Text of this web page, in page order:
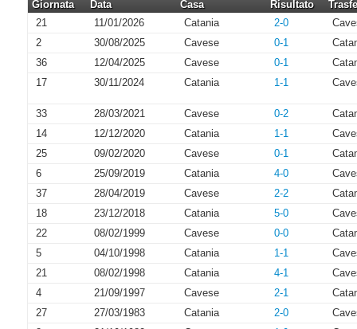
Giornata Data Casa Risultato
21
11/01/2026 Catania 2-0
2
30/08/2025 Cavese 0-1
36
12/04/2025 Cavese 0-1
17
30/11/2024 Catania 1-1
33 28/03/2021 Cavese 0-2
14
12/12/2020 Catania 1-1
25
09/02/2020 Cavese 0-1
6
25/09/2019 Catania 4-0
37
28/04/2019 Cavese 2-2
18
23/12/2018 Catania 5-0
22
08/02/1999 Cavese 0-0
5
04/10/1998 Catania 1-1
21
08/02/1998 Catania 4-1
4
21/09/1997 Cavese 2-1
27
27/03/1983 Catania 2-0